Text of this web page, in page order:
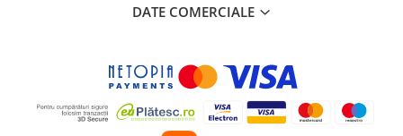
DATE COMERCIALE